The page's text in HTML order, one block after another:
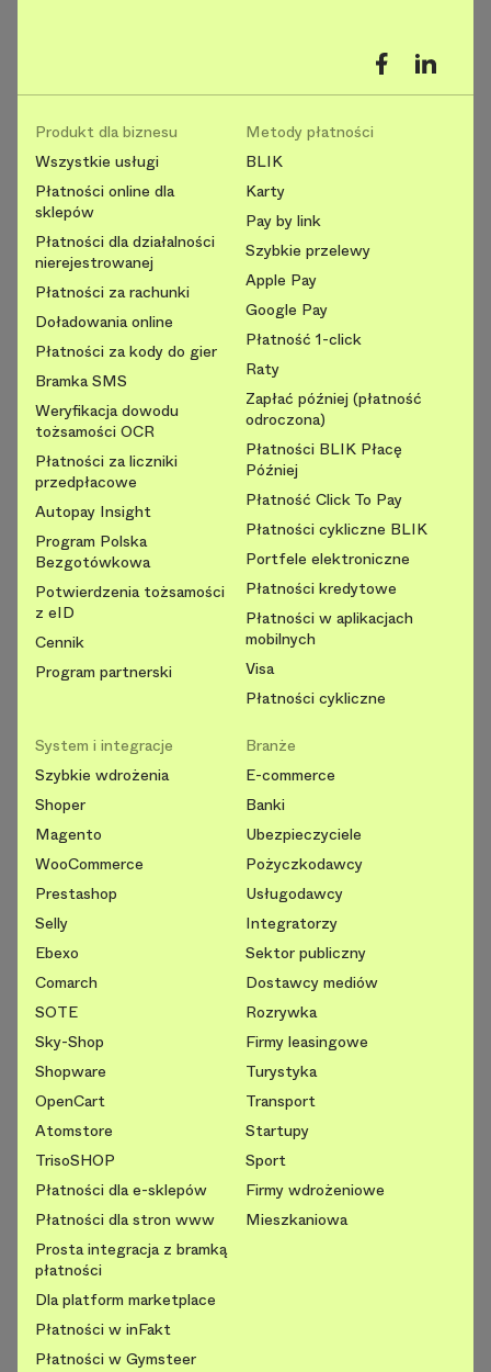
Produkt dla biznesu
Wszystkie usługi
Płatności online dla
sklepów
Płatności dla działalności
nierejestrowanej
Płatności za rachunki
Doładowania online
Płatności za kody do gier
Bramka SMS
Weryfikacja dowodu
tożsamości OCR
Płatności za liczniki
przedpłacowe
Autopay Insight
Program Polska
Bezgotówkowa
Potwierdzenia tożsamości
z eID
Cennik
Program partnerski
Metody płatności
BLIK
Karty
Pay by link
Szybkie przelewy
Apple Pay
Google Pay
Płatność 1-click
Raty
Zapłać później (płatność
odroczona)
Płatności BLIK Płacę
Później
Płatność Click To Pay
Płatności cykliczne BLIK
Portfele elektroniczne
Płatności kredytowe
Płatności w aplikacjach
mobilnych
Visa
Płatności cykliczne
System i integracje
Szybkie wdrożenia
Shoper
Magento
WooCommerce
Prestashop
Selly
Ebexo
Comarch
SOTE
Sky-Shop
Shopware
OpenCart
Atomstore
TrisoSHOP
Płatności dla e-sklepów
Płatności dla stron www
Prosta integracja z bramką
płatności
Dla platform marketplace
Płatności w inFakt
Płatności w Gymsteer
Branże
E-commerce
Banki
Ubezpieczyciele
Pożyczkodawcy
Usługodawcy
Integratorzy
Sektor publiczny
Dostawcy mediów
Rozrywka
Firmy leasingowe
Turystyka
Transport
Startupy
Sport
Firmy wdrożeniowe
Mieszkaniowa